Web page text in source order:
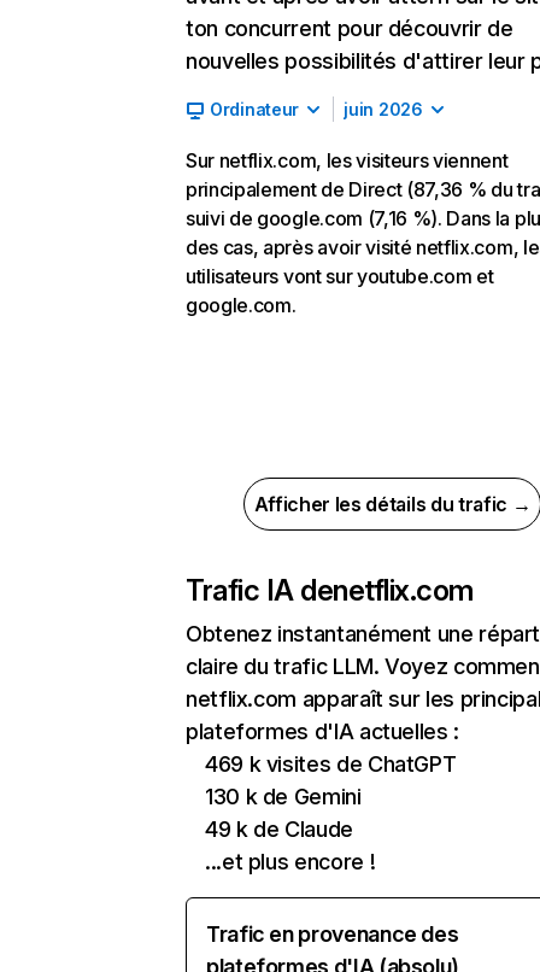
ton concurrent pour découvrir de
nouvelles possibilités d'attirer leur
Ordinateur juin 2026
Sur netflix.com, les visiteurs viennent
principalement de Direct (87,36 % du
suivi de google.com (7,16 %). Dans la
des cas, après avoir visité netflix.com,
utilisateurs vont sur youtube.com et
google.com.
Afficher les détails du trafic →
Trafic IA denetflix.com
Obtenez instantanément une
claire du trafic LLM. Voyez
netflix.com apparaît sur les
plateformes d'IA actuelles :
469 k visites de ChatGPT
130 k de Gemini
49 k de Claude
...et plus encore !
Trafic en provenance des
plateformes d'IA (absolu)